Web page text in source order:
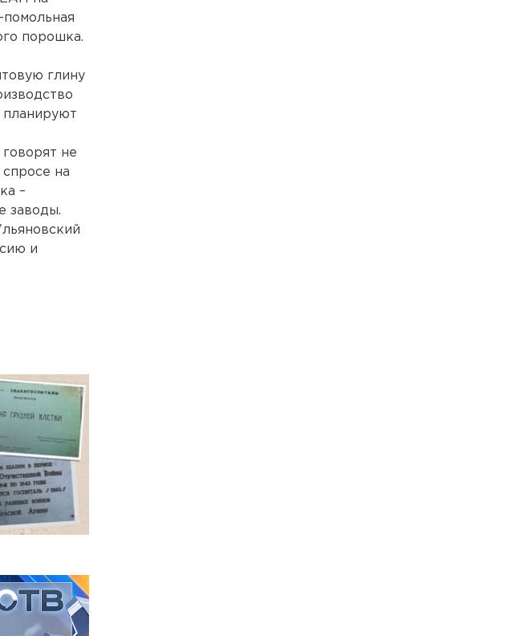
порошка.
глину
планируют
не
на
–
заводы.
и